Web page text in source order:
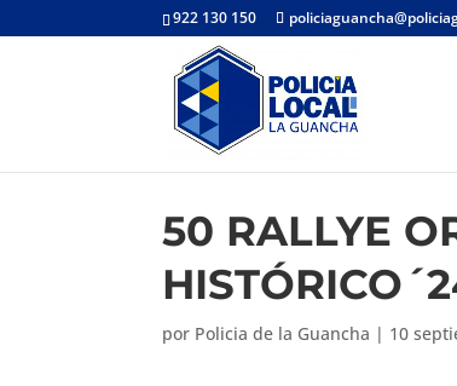
922 130 150
50 RALLYE
por Policia de la Guancha | 10